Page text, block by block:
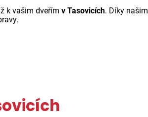
k vašim dveřím v Tasovicích. Díky našim